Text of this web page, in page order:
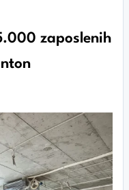
zaposlenih